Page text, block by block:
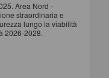
Area Nord -
straordinaria e
lungo la viabilità
2026-2028.